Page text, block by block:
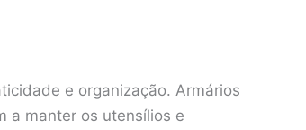
e organização. Armários
a manter os utensílios e